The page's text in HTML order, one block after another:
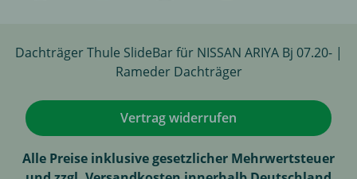
Dachträger Thule SlideBar für NISSAN ARIYA Bj 07.20- |
Rameder Dachträger
Vertrag widerrufen
Alle Preise inklusive gesetzlicher Mehrwertsteuer